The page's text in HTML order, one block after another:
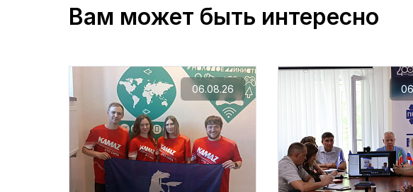
Вам может быть интересно
06.08.26